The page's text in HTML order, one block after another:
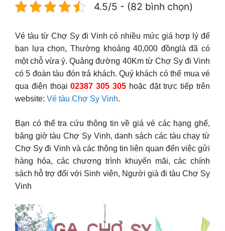
4.5/5 - (82 bình chọn)
Vé tàu từ Chợ Sy đi Vinh có nhiều mức giá hợp lý để
bạn lựa chọn, Thường khoảng 40,000 đồnglà đã có
một chỗ vừa ý. Quảng đường 40Km từ Chợ Sy đi Vinh
có 5 đoàn tàu đón trả khách. Quý khách có thể mua vé
qua điện thoại02387 305 305 hoặc đặt trực tiếp trên
website: Vé tàu Chợ Sy Vinh.
Bạn có thể tra cứu thông tin về giá vé các hạng ghế,
bảng giờ tàu Chợ Sy Vinh, danh sách các tàu chạy từ
Chợ Sy đi Vinh và các thông tin liên quan đến việc gửi
hàng hóa, các chương trình khuyến mãi, các chính
sách hỗ trợ đối với Sinh viên, Người già đi tàu Chợ Sy
Vinh